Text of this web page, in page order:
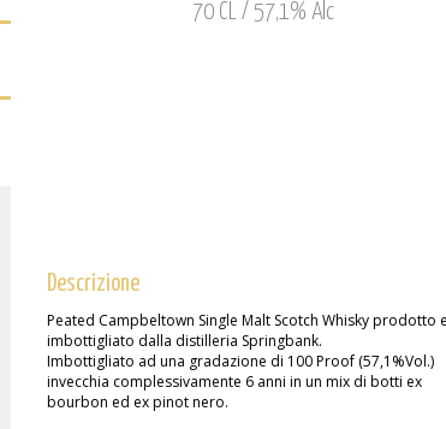
70 CL / 57,1% Alc
Descrizione
Peated Campbeltown Single Malt Scotch Whisky prodotto
imbottigliato dalla distilleria Springbank.
Imbottigliato ad una gradazione di 100 Proof (57,1%Vol.)
invecchia complessivamente 6 anni in un mix di botti ex
bourbon ed ex pinot nero.